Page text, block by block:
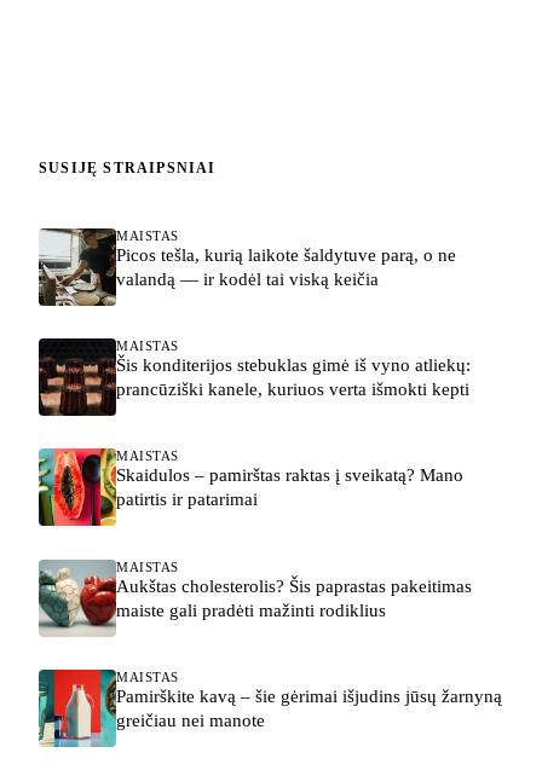
SUSIJĘ STRAIPSNIAI
MAISTAS
Picos tešla, kurią laikote šaldytuve parą, o ne
valandą — ir kodėl tai viską keičia
MAISTAS
Šis konditerijos stebuklas gimė iš vyno atliekų:
prancūziški kanele, kuriuos verta išmokti kepti
MAISTAS
Skaidulos – pamirštas raktas į sveikatą? Mano
patirtis ir patarimai
MAISTAS
Aukštas cholesterolis? Šis paprastas pakeitimas
maiste gali pradėti mažinti rodiklius
MAISTAS
Pamirškite kavą – šie gėrimai išjudins jūsų žarnyną
greičiau nei manote